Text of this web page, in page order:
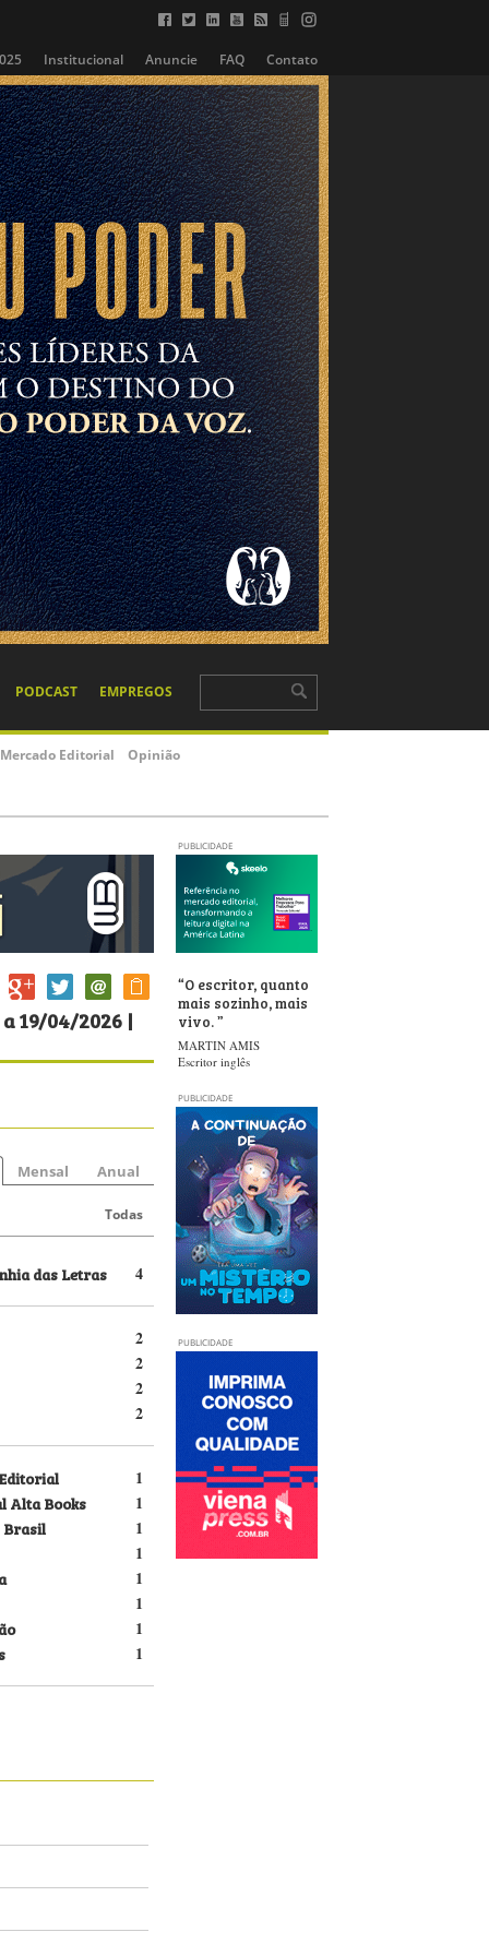
Institucional Anuncie FAQ Contato
PODCAST EMPREGOS
Mercado Editorial Opinião
PUBLICIDADE
19/04/2026 |
Mensal Anual
Todas
4
das Letras
2
2
2
2
1
1
Alta Books
1
1
1
1
1
1
“O escritor, quanto
mais sozinho, mais
vivo.”
MARTIN AMIS
Escritor inglês
PUBLICIDADE
PUBLICIDADE